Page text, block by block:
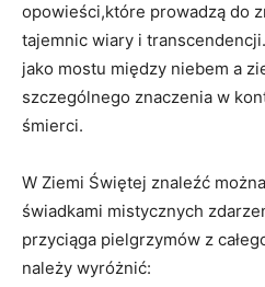
opowieści,które prowadzą do
tajemnic wiary i
jako mostu między niebem a
szczególnego znaczenia w
śmierci.
W Ziemi Świętej znaleźć
świadkami mistycznych
przyciąga pielgrzymów z
należy wyróżnić: